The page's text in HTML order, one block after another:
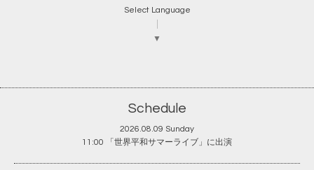
Select Language
▼
Schedule
2026.08.09 Sunday
11:00 「世界平和サマーライブ」に出演